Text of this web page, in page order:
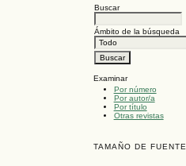
Buscar
Ámbito de la búsqueda
Examinar
Por número
Por autor/a
Por título
Otras revistas
TAMAÑO DE FUENTE